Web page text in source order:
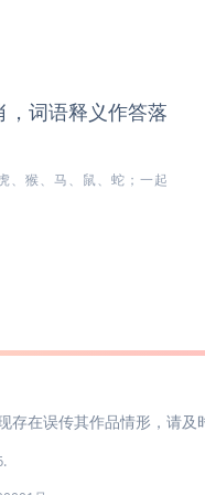
词语释义作答落
、猴、马、鼠、蛇；一起
在误传其作品情形，请及